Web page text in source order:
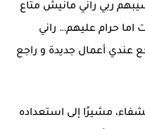
ربي راني مانيش متاع
حرام عليهم… راني
عندي أعمال جديدة و راجع
مشيرًا إلى استعداده